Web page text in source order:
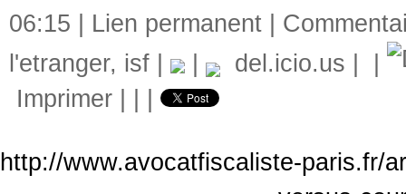
06:15 | Lien permanent
l'etranger, isf del.icio.us
Imprimer
http://www.avocatfiscaliste-paris.fr/